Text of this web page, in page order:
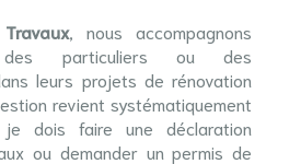
, nous accompagnons
particuliers ou des
leurs projets de rénovation
revient systématiquement
dois faire une déclaration
ou demander un permis de